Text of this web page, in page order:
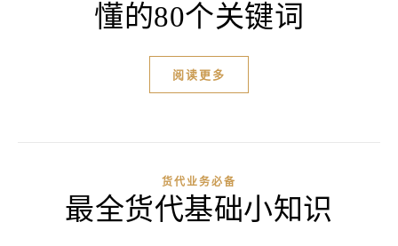
懂的80个关键词
阅读更多
货代业务必备
最全货代基础小知识